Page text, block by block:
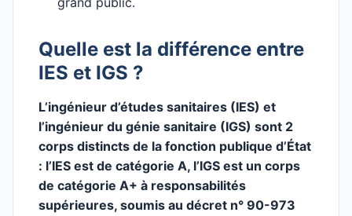
Quelle est la différence entre
IES et IGS ?
L’ingénieur d’études sanitaires (IES) et
l’ingénieur du génie sanitaire (IGS) sont 2
corps distincts de la fonction publique d’État
: l’IES est de catégorie A, l’IGS est un corps
de catégorie A+ à responsabilités
supérieures, soumis au décret n° 90-973